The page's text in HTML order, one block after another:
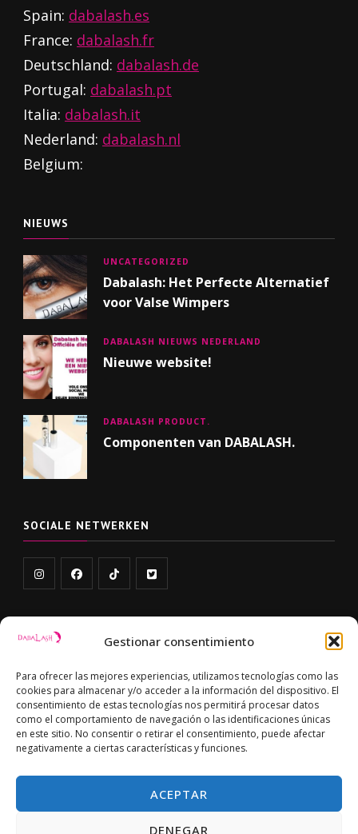
Gestionar consentimiento
Para ofrecer las mejores experiencias, utilizamos tecnologías como las
cookies para almacenar y/o acceder a la información del dispositivo. El
consentimiento de estas tecnologías nos permitirá procesar datos
como el comportamiento de navegación o las identificaciones únicas
en este sitio. No consentir o retirar el consentimiento, puede afectar
negativamente a ciertas características y funciones.
ACEPTAR
DENEGAR
Spain: dabalash.es
France: dabalash.fr
Deutschland: dabalash.de
Portugal: dabalash.pt
Italia: dabalash.it
Nederland: dabalash.nl
Belgium:
NIEUWS
UNCATEGORIZED
Dabalash: Het Perfecte Alternatief
voor Valse Wimpers
DABALASH NIEUWS NEDERLAND
Nieuwe website!
DABALASH PRODUCT.
Componenten van DABALASH.
SOCIALE NETWERKEN
LINKS
Retour- en restitutiebeleid
Privacybeleid
EU-cookiebeleid